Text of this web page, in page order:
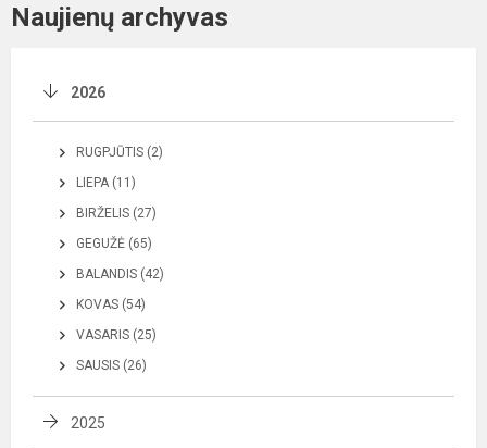
Naujienų archyvas
2026
RUGPJŪTIS (2)
LIEPA (11)
BIRŽELIS (27)
GEGUŽĖ (65)
BALANDIS (42)
KOVAS (54)
VASARIS (25)
SAUSIS (26)
2025